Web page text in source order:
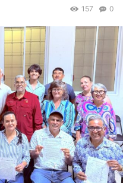
0
157